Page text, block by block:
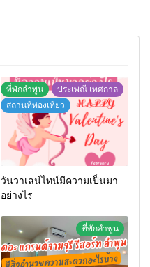
ที่พักลำพูน
ประเพณี เทศกาล
สถานที่ท่องเที่ยว
วันวาเลน์ไทน์มีความเป็นมา
อย่างไร
ที่พักลำพูน